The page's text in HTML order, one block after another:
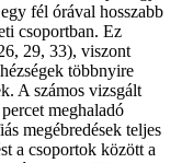
fél órával hosszabb
csoportban. Ez
29, 33), viszont
többnyire
A számos vizsgált
meghaladó
megébredések teljes
a csoportok között a